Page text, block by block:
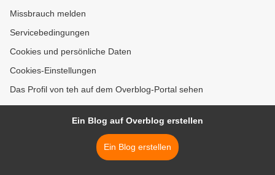
Missbrauch melden
Servicebedingungen
Cookies und persönliche Daten
Cookies-Einstellungen
Das Profil von teh auf dem Overblog-Portal sehen
Ein Blog auf Overblog erstellen
Ein Blog erstellen